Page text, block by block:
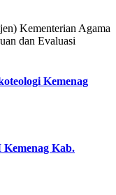
Kementerian Agama
dan Evaluasi
Kemenag
Kab.